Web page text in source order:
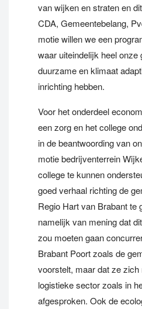
van wijken en straten en
CDA, Gemeentebelang,
motie willen we een
waar uiteindelijk heel onze
duurzame en klimaat
inrichting hebben.
Voor het onderdeel
een zorg en het college
in de beantwoording van
motie bedrijventerrein
college te kunnen
goed verhaal richting de
Regio Hart van Brabant te
namelijk van mening dat
zou moeten gaan
Brabant Poort zoals de
voorstelt, maar dat ze
logistieke sector zoals in
afgesproken. Ook de